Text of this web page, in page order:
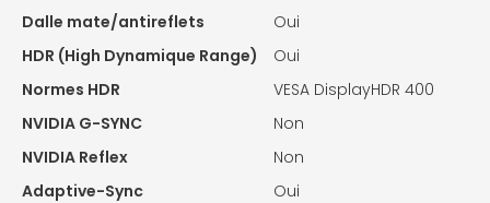
Dalle mate/antireflets
Oui
HDR (High Dynamique Range)
Oui
Normes HDR
VESA DisplayHDR 400
NVIDIA G-SYNC
Non
NVIDIA Reflex
Non
Adaptive-Sync
Oui